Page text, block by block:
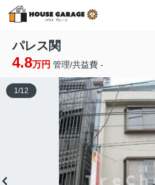
パレス関
4.8万円 管理/共益費 -
1/12